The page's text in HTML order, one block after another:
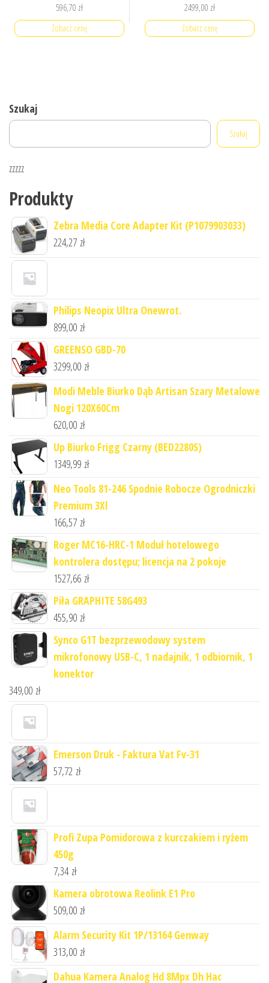
596,70 zł
Zobacz cenę
2499,00 zł
Zobacz cenę
Szukaj
Szukaj
zzzzz
Produkty
Zebra Media Core Adapter Kit (P1079903033)
224,27 zł
Philips Neopix Ultra Onewrot.
899,00 zł
GREENSO GBD-70
3299,00 zł
Modi Meble Biurko Dąb Artisan Szary Metalowe
Nogi 120X60Cm
620,00 zł
Up Biurko Frigg Czarny (BED2280S)
1349,99 zł
Neo Tools 81-246 Spodnie Robocze Ogrodniczki
Premium 3Xl
166,57 zł
Roger MC16-HRC-1 Moduł hotelowego
kontrolera dostępu; licencja na 2 pokoje
1527,66 zł
Piła GRAPHITE 58G493
455,90 zł
Synco G1T bezprzewodowy system
mikrofonowy USB-C, 1 nadajnik, 1 odbiornik, 1
konektor
349,00 zł
Emerson Druk - Faktura Vat Fv-31
57,72 zł
Profi Zupa Pomidorowa z kurczakiem i ryżem
450g
7,34 zł
Kamera obrotowa Reolink E1 Pro
509,00 zł
Alarm Security Kit 1P/13164 Genway
313,00 zł
Dahua Kamera Analog Hd 8Mpx Dh Hac